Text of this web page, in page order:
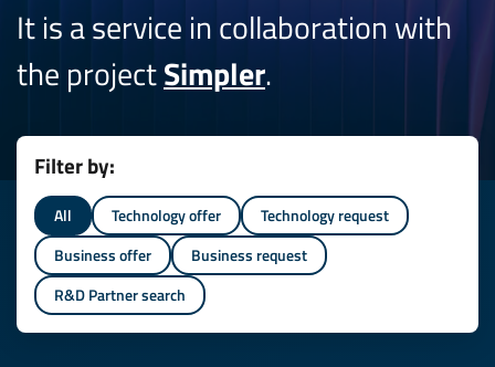
It is a service in collaboration with
the projectSimpler.
Filter by:
All Technology offer
Technology request
Business offer
Business request
R&D Partner search